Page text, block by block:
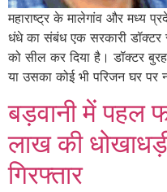
महाराष्ट्र के मालेगांव और मध्य
धंधे का संबंध एक सरकारी
को सील कर दिया है। डॉक्टर
या उसका कोई भी परिजन घर पर
बड़वानी में पहल
लाख की
गिरफ्तार